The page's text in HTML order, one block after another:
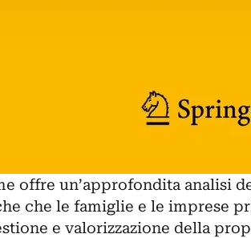
offre un’approfondita analisi
che le famiglie e le imprese
e valorizzazione della